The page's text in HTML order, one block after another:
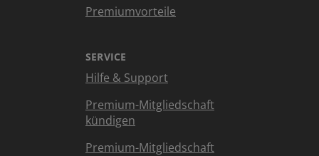
Premiumvorteile
SERVICE
Hilfe & Support
Premium-Mitgliedschaft
kündigen
Premium-Mitgliedschaft